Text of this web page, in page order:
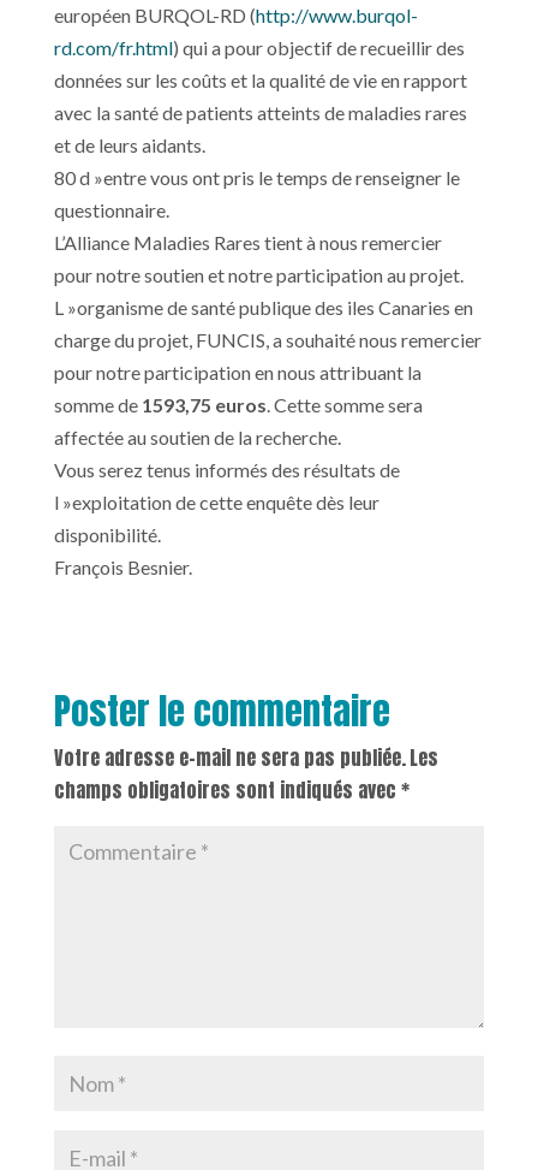
européen BURQOL-RD (http://www.burqol-
rd.com/fr.html) qui a pour objectif de recueillir des
données sur les coûts et la qualité de vie en rapport
avec la santé de patients atteints de maladies rares
et de leurs aidants.
80 d »entre vous ont pris le temps de renseigner le
questionnaire.
L’Alliance Maladies Rares tient à nous remercier
pour notre soutien et notre participation au projet.
L »organisme de santé publique des iles Canaries en
charge du projet, FUNCIS, a souhaité nous remercier
pour notre participation en nous attribuant la
somme de 1593,75 euros. Cette somme sera
affectée au soutien de la recherche.
Vous serez tenus informés des résultats de
l »exploitation de cette enquête dès leur
disponibilité.
François Besnier.
Poster le commentaire
Votre adresse e-mail ne sera pas publiée.Les
champs obligatoires sont indiqués avec *